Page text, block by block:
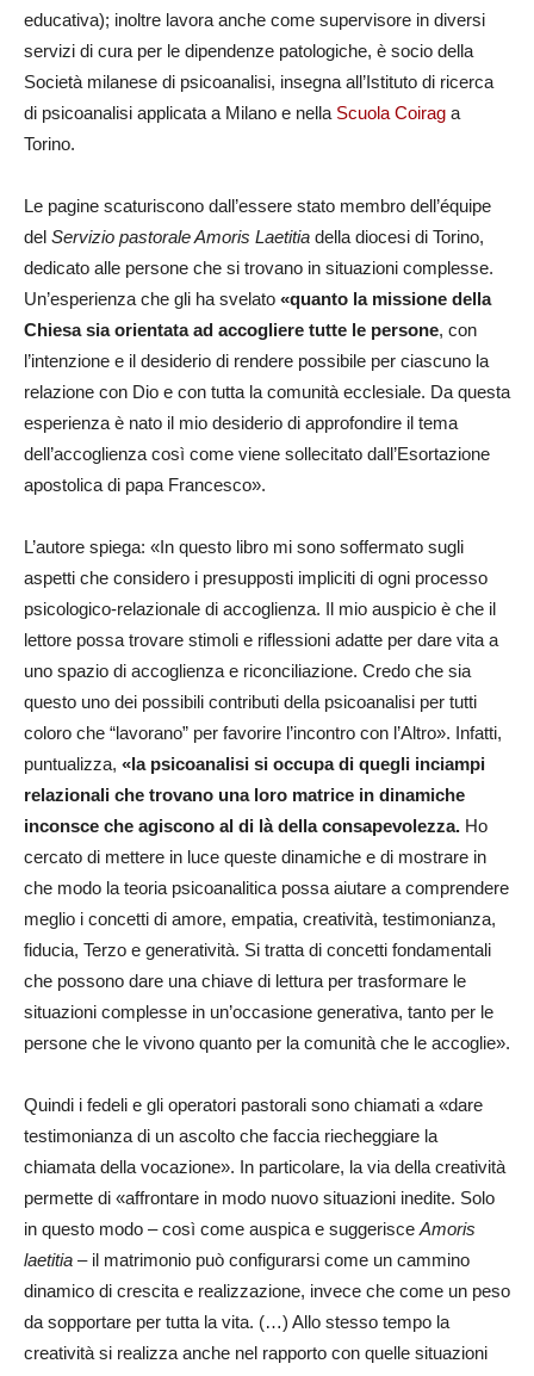
educativa); inoltre lavora anche come supervisore in diversi
servizi di cura per le dipendenze patologiche, è socio della
Società milanese di psicoanalisi, insegna all’Istituto di ricerca
di psicoanalisi applicata a Milano e nella Scuola Coirag a
Torino.
Le pagine scaturiscono dall’essere stato membro dell’équipe
del Servizio pastorale Amoris Laetitia della diocesi di Torino,
dedicato alle persone che si trovano in situazioni complesse.
Un’esperienza che gli ha svelato «quanto la missione della
Chiesa sia orientata ad accogliere tutte le persone, con
l’intenzione e il desiderio di rendere possibile per ciascuno la
relazione con Dio e con tutta la comunità ecclesiale. Da questa
esperienza è nato il mio desiderio di approfondire il tema
dell’accoglienza così come viene sollecitato dall’Esortazione
apostolica di papa Francesco».
L’autore spiega: «In questo libro mi sono soffermato sugli
aspetti che considero i presupposti impliciti di ogni processo
psicologico-relazionale di accoglienza. Il mio auspicio è che il
lettore possa trovare stimoli e riflessioni adatte per dare vita a
uno spazio di accoglienza e riconciliazione. Credo che sia
questo uno dei possibili contributi della psicoanalisi per tutti
coloro che “lavorano” per favorire l’incontro con l’Altro». Infatti,
puntualizza, «la psicoanalisi si occupa di quegli inciampi
relazionali che trovano una loro matrice in dinamiche
inconsce che agiscono al di là della consapevolezza. Ho
cercato di mettere in luce queste dinamiche e di mostrare in
che modo la teoria psicoanalitica possa aiutare a comprendere
meglio i concetti di amore, empatia, creatività, testimonianza,
fiducia, Terzo e generatività. Si tratta di concetti fondamentali
che possono dare una chiave di lettura per trasformare le
situazioni complesse in un’occasione generativa, tanto per le
persone che le vivono quanto per la comunità che le accoglie».
Quindi i fedeli e gli operatori pastorali sono chiamati a «dare
testimonianza di un ascolto che faccia riecheggiare la
chiamata della vocazione». In particolare, la via della creatività
permette di «affrontare in modo nuovo situazioni inedite. Solo
in questo modo – così come auspica e suggerisce Amoris
laetitia – il matrimonio può configurarsi come un cammino
dinamico di crescita e realizzazione, invece che come un peso
da sopportare per tutta la vita. (…) Allo stesso tempo la
creatività si realizza anche nel rapporto con quelle situazioni